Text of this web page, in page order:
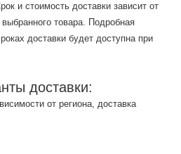
и стоимость доставки зависит от
товара. Подробная
доставки будет доступна при
доставки:
от региона, доставка